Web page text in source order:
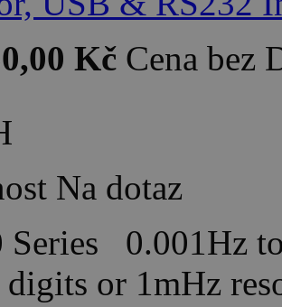
Kč Cena bez
Na dotaz
Series 0.001Hz
digits or 1mHz